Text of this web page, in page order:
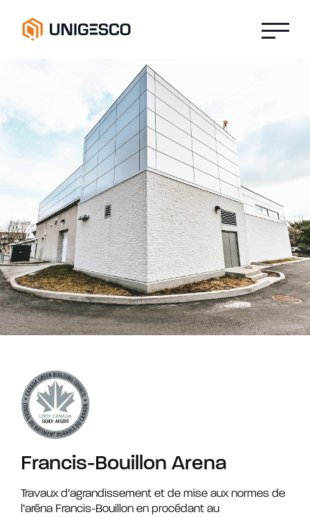
Francis-Bouillon Arena
Travaux d’agrandissement et de mise aux normes de
l’aréna Francis-Bouillon en procédant au